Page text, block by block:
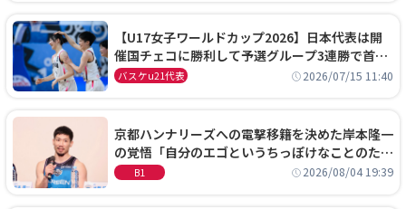
【U17女子ワールドカップ2026】日本代表は開
催国チェコに勝利して予選グループ3連勝で首位
通過！準々決勝の相手はエジプトに決定
バスケu21代表 2026/07/15 11:40
京都ハンナリーズへの電撃移籍を決めた岸本隆一
の覚悟「自分のエゴというちっぽけなことのため
に、京都に来たわけではない」
B1 2026/08/04 19:39